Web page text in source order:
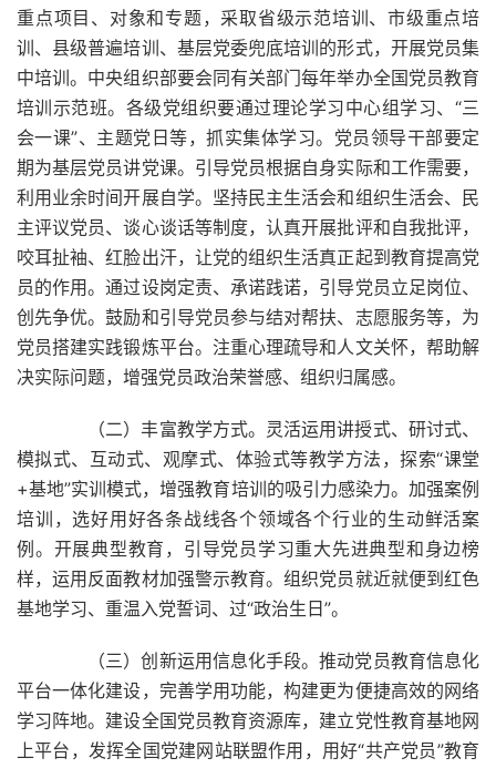
重点项目、对象和专题，采取省级示范培训、市级重点培
训、县级普遍培训、基层党委兜底培训的形式，开展党员集
中培训。中央组织部要会同有关部门每年举办全国党员教育
培训示范班。各级党组织要通过理论学习中心组学习、“三
会一课”、主题党日等，抓实集体学习。党员领导干部要定
期为基层党员讲党课。引导党员根据自身实际和工作需要，
利用业余时间开展自学。坚持民主生活会和组织生活会、民
主评议党员、谈心谈话等制度，认真开展批评和自我批评，
咬耳扯袖、红脸出汗，让党的组织生活真正起到教育提高党
员的作用。通过设岗定责、承诺践诺，引导党员立足岗位、
创先争优。鼓励和引导党员参与结对帮扶、志愿服务等，为
党员搭建实践锻炼平台。注重心理疏导和人文关怀，帮助解
决实际问题，增强党员政治荣誉感、组织归属感。
（二）丰富教学方式。灵活运用讲授式、研讨式、
模拟式、互动式、观摩式、体验式等教学方法，探索“课堂
+基地”实训模式，增强教育培训的吸引力感染力。加强案例
培训，选好用好各条战线各个领域各个行业的生动鲜活案
例。开展典型教育，引导党员学习重大先进典型和身边榜
样，运用反面教材加强警示教育。组织党员就近就便到红色
基地学习、重温入党誓词、过“政治生日”。
（三）创新运用信息化手段。推动党员教育信息化
平台一体化建设，完善学用功能，构建更为便捷高效的网络
学习阵地。建设全国党员教育资源库，建立党性教育基地网
上平台，发挥全国党建网站联盟作用，用好“共产党员”教育